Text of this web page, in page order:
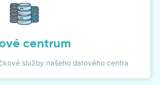
centrum
služby našeho datového centra